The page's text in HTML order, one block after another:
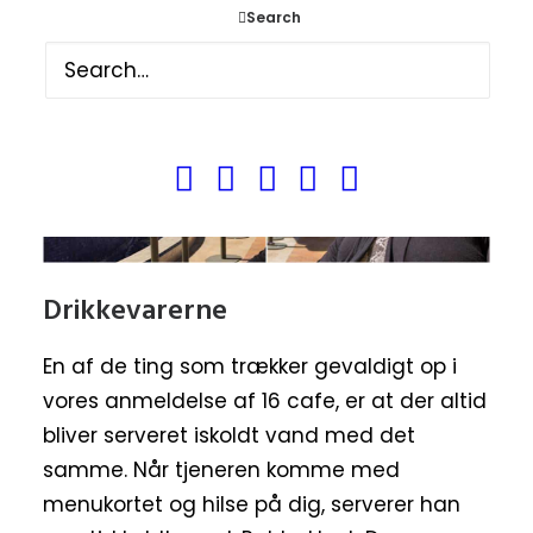
Search
Drikkevarerne
En af de ting som trækker gevaldigt op i
vores anmeldelse af 16 cafe, er at der altid
bliver serveret iskoldt vand med det
samme. Når tjeneren komme med
menukortet og hilse på dig, serverer han